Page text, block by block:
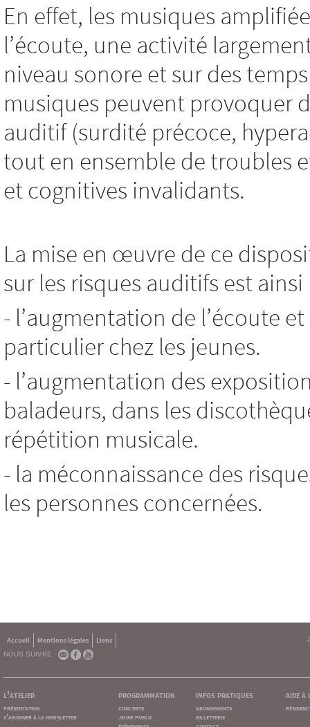
En effet, les musiques
l’écoute, une activité
niveau sonore et sur des
musiques peuvent provoquer
auditif (surdité précoce,
tout en ensemble de troubles
et cognitives invalidants.
La mise en œuvre de ce
sur les risques auditifs est
- l’augmentation de l’écoute
particulier chez les jeunes.
- l’augmentation des
baladeurs, dans les
répétition musicale.
- la méconnaissance des
les personnes concernées.
Accueil Mentions légales
Liens
NOUS SUIVRE :
l'atelier
présentation
s'abonner à la newsletter
programmation
concerts
jeune public
infos pratiques
abonnements
billetterie
aide